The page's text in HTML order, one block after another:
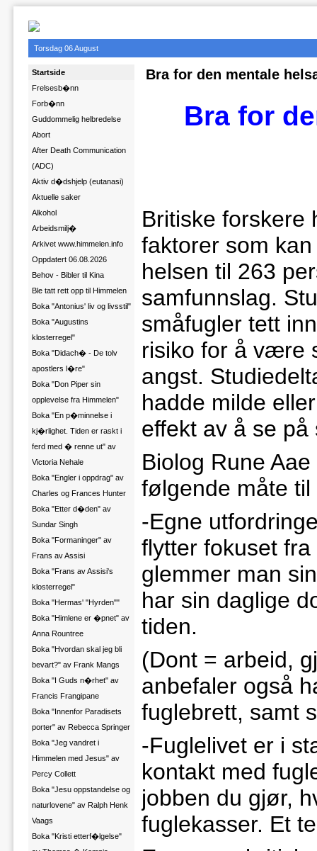
Torsdag 06 August
Startside
Frelsesb�nn
Forb�nn
Guddommelig helbredelse
Abort
After Death Communication
(ADC)
Aktiv d�dshjelp (eutanasi)
Aktuelle saker
Alkohol
Arbeidsmilj�
Arkivet www.himmelen.info
Oppdatert 06.08.2026
Behov - Bibler til Kina
Ble tatt rett opp til Himmelen
Boka "Antonius' liv og livsstil"
Boka "Augustins
klosterregel"
Boka "Didach� - De tolv
apostlers l�re"
Boka "Don Piper sin
opplevelse fra Himmelen"
Boka "En p�minnelse i
kj�rlighet. Tiden er raskt i
ferd med � renne ut" av
Victoria Nehale
Boka "Engler i oppdrag" av
Charles og Frances Hunter
Boka "Etter d�den" av
Sundar Singh
Boka "Formaninger" av
Frans av Assisi
Boka "Frans av Assisi's
klosterregel"
Boka "Hermas' "Hyrden""
Boka "Himlene er �pnet" av
Anna Rountree
Boka "Hvordan skal jeg bli
bevart?" av Frank Mangs
Boka "I Guds n�rhet" av
Francis Frangipane
Boka "Innenfor Paradisets
porter" av Rebecca Springer
Boka "Jeg vandret i
Himmelen med Jesus" av
Percy Collett
Boka "Jesu oppstandelse og
naturlovene" av Ralph Henk
Vaags
Boka "Kristi etterf�lgelse"
Bra for den mentale
Bra for
Britiske
faktorer som
helsen til 263
samfunnslag.
småfugler tett
risiko for å være
angst.
hadde milde
effekt av å se på
Biolog Rune
følgende måte til
-Egne
flytter fokuset
glemmer man
har sin daglige
tiden.
(Dont = arbeid,
anbefaler også
fuglebrett, samt
-Fuglelivet er i
kontakt med
jobben du gjør,
fuglekasser. Et